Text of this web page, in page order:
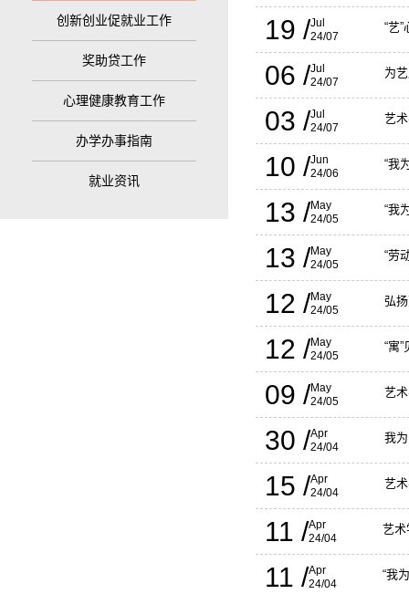
创新创业促就业工作
奖助贷工作
心理健康教育工作
办学办事指南
就业资讯
19 /Jul
24/07
“艺
06 /Jul
24/07
为
03 /Jul
24/07
艺
10 /Jun
24/06
“我
13 /May
24/05
“我
13 /May
24/05
“劳
12 /May
24/05
弘
12 /May
24/05
“寓
09 /May
24/05
艺
30 /Apr
24/04
我
15 /Apr
24/04
艺
11 /Apr
24/04
艺术
11 /Apr
24/04
“我